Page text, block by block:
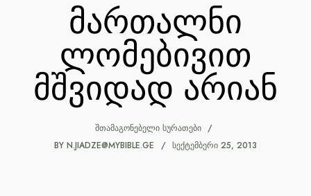
მართალნი
ლომებივით
მშვიდად არიან
ᲨᲗᲐᲛᲐᲒᲝᲜᲔᲑᲔᲚᲘ ᲡᲣᲠᲐᲗᲔᲑᲘ
BY N.JIADZE@MYBIBLE.GE ᲡᲔᲥᲢᲔᲛᲑᲔᲠᲘ 25, 2013